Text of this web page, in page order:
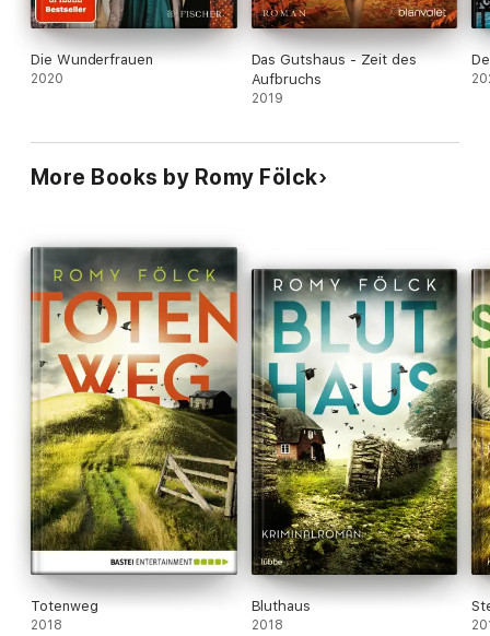
Die Wunderfrauen
2020
Das Gutshaus - Zeit des
Aufbruchs
2019
More Books by Romy Fölck
Totenweg
2018
Bluthaus
2018